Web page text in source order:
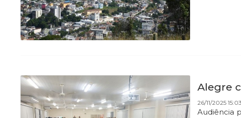
Alegre
26/11/2025 15:03
Audiência